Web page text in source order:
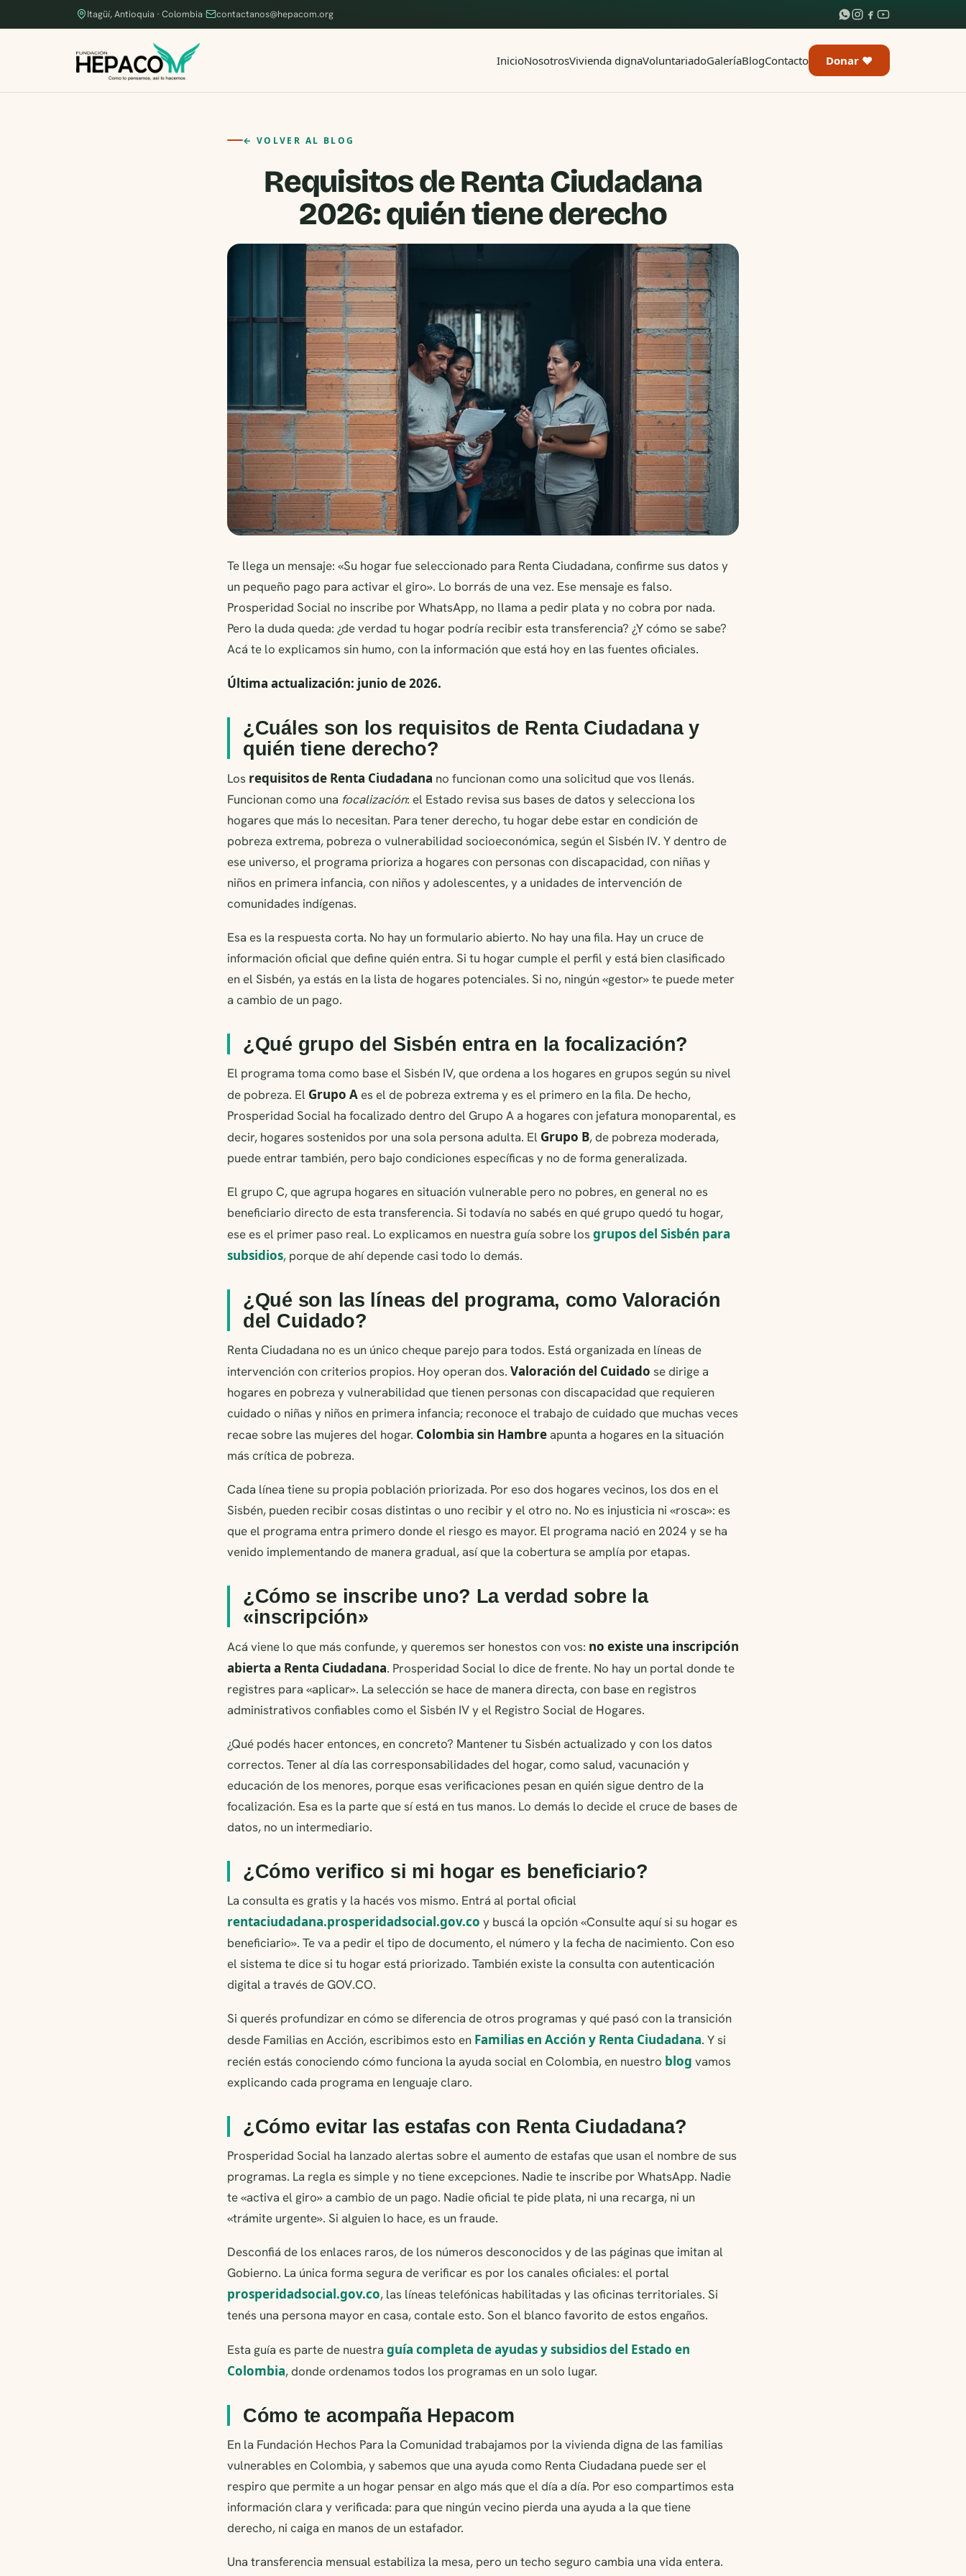
Itagüí, Antioquia · Colombia· contactanos@hepacom.org
InicioNosotrosVivienda dignaVoluntariadoGaleríaBlogContacto Donar ♥
← VOLVER AL BLOG
Requisitos de Renta Ciudadana
2026: quién tiene derecho
Te llega un mensaje: «Su hogar fue seleccionado para Renta Ciudadana, confirme sus datos y
un pequeño pago para activar el giro». Lo borrás de una vez. Ese mensaje es falso.
Prosperidad Social no inscribe por WhatsApp, no llama a pedir plata y no cobra por nada.
Pero la duda queda: ¿de verdad tu hogar podría recibir esta transferencia? ¿Y cómo se sabe?
Acá te lo explicamos sin humo, con la información que está hoy en las fuentes oficiales.
Última actualización: junio de 2026.
¿Cuáles son los requisitos de Renta Ciudadana y
quién tiene derecho?
Los requisitos de Renta Ciudadana no funcionan como una solicitud que vos llenás.
Funcionan como una focalización: el Estado revisa sus bases de datos y selecciona los
hogares que más lo necesitan. Para tener derecho, tu hogar debe estar en condición de
pobreza extrema, pobreza o vulnerabilidad socioeconómica, según el Sisbén IV. Y dentro de
ese universo, el programa prioriza a hogares con personas con discapacidad, con niñas y
niños en primera infancia, con niños y adolescentes, y a unidades de intervención de
comunidades indígenas.
Esa es la respuesta corta. No hay un formulario abierto. No hay una fila. Hay un cruce de
información oficial que define quién entra. Si tu hogar cumple el perfil y está bien clasificado
en el Sisbén, ya estás en la lista de hogares potenciales. Si no, ningún «gestor» te puede meter
a cambio de un pago.
¿Qué grupo del Sisbén entra en la focalización?
El programa toma como base el Sisbén IV, que ordena a los hogares en grupos según su nivel
de pobreza. El Grupo Aes el de pobreza extrema y es el primero en la fila. De hecho,
Prosperidad Social ha focalizado dentro del Grupo A a hogares con jefatura monoparental, es
decir, hogares sostenidos por una sola persona adulta. El Grupo B, de pobreza moderada,
puede entrar también, pero bajo condiciones específicas y no de forma generalizada.
El grupo C, que agrupa hogares en situación vulnerable pero no pobres, en general no es
beneficiario directo de esta transferencia. Si todavía no sabés en qué grupo quedó tu hogar,
ese es el primer paso real. Lo explicamos en nuestra guía sobre losgrupos del Sisbén para
subsidios, porque de ahí depende casi todo lo demás.
¿Qué son las líneas del programa, como Valoración
del Cuidado?
Renta Ciudadana no es un único cheque parejo para todos. Está organizada en líneas de
intervención con criterios propios. Hoy operan dos. Valoración del Cuidado se dirige a
hogares en pobreza y vulnerabilidad que tienen personas con discapacidad que requieren
cuidado o niñas y niños en primera infancia; reconoce el trabajo de cuidado que muchas veces
recae sobre las mujeres del hogar. Colombia sin Hambreapunta a hogares en la situación
más crítica de pobreza.
Cada línea tiene su propia población priorizada. Por eso dos hogares vecinos, los dos en el
Sisbén, pueden recibir cosas distintas o uno recibir y el otro no. No es injusticia ni «rosca»: es
que el programa entra primero donde el riesgo es mayor. El programa nació en 2024 y se ha
venido implementando de manera gradual, así que la cobertura se amplía por etapas.
¿Cómo se inscribe uno? La verdad sobre la
«inscripción»
Acá viene lo que más confunde, y queremos ser honestos con vos: no existe una inscripción
abierta a Renta Ciudadana. Prosperidad Social lo dice de frente. No hay un portal donde te
registres para «aplicar». La selección se hace de manera directa, con base en registros
administrativos confiables como el Sisbén IV y el Registro Social de Hogares.
¿Qué podés hacer entonces, en concreto? Mantener tu Sisbén actualizado y con los datos
correctos. Tener al día las corresponsabilidades del hogar, como salud, vacunación y
educación de los menores, porque esas verificaciones pesan en quién sigue dentro de la
focalización. Esa es la parte que sí está en tus manos. Lo demás lo decide el cruce de bases de
datos, no un intermediario.
¿Cómo verifico si mi hogar es beneficiario?
La consulta es gratis y la hacés vos mismo. Entrá al portal oficial
rentaciudadana.prosperidadsocial.gov.co y buscá la opción «Consulte aquí si su hogar es
beneficiario». Te va a pedir el tipo de documento, el número y la fecha de nacimiento. Con eso
el sistema te dice si tu hogar está priorizado. También existe la consulta con autenticación
digital a través de GOV.CO.
Si querés profundizar en cómo se diferencia de otros programas y qué pasó con la transición
desde Familias en Acción, escribimos esto en Familias en Acción y Renta Ciudadana. Y si
recién estás conociendo cómo funciona la ayuda social en Colombia, en nuestro blog vamos
explicando cada programa en lenguaje claro.
¿Cómo evitar las estafas con Renta Ciudadana?
Prosperidad Social ha lanzado alertas sobre el aumento de estafas que usan el nombre de sus
programas. La regla es simple y no tiene excepciones. Nadie te inscribe por WhatsApp. Nadie
te «activa el giro» a cambio de un pago. Nadie oficial te pide plata, ni una recarga, ni un
«trámite urgente». Si alguien lo hace, es un fraude.
Desconfiá de los enlaces raros, de los números desconocidos y de las páginas que imitan al
Gobierno. La única forma segura de verificar es por los canales oficiales: el portal
prosperidadsocial.gov.co, las líneas telefónicas habilitadas y las oficinas territoriales. Si
tenés una persona mayor en casa, contale esto. Son el blanco favorito de estos engaños.
Esta guía es parte de nuestra guía completa de ayudas y subsidios del Estado en
Colombia, donde ordenamos todos los programas en un solo lugar.
Cómo te acompaña Hepacom
En la Fundación Hechos Para la Comunidad trabajamos por la vivienda digna de las familias
vulnerables en Colombia, y sabemos que una ayuda como Renta Ciudadana puede ser el
respiro que permite a un hogar pensar en algo más que el día a día. Por eso compartimos esta
información clara y verificada: para que ningún vecino pierda una ayuda a la que tiene
derecho, ni caiga en manos de un estafador.
Una transferencia mensual estabiliza la mesa, pero un techo seguro cambia una vida entera.